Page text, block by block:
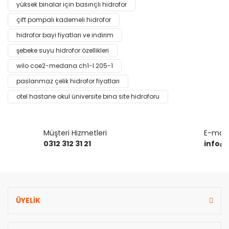
Yorum Yaz
Ürün resmi kalitesiz, bozuk veya görüntülenemiyor.
Ürün açıklamasında eksik bilgiler bulunuyor.
Ürün bilgilerinde hatalar bulunuyor.
Ürün fiyatı diğer sitelerden daha pahalı.
Bu ürüne benzer farklı alternatifler olmalı.
Gönder
yüksek binalar için basınçlı hidrofor
çift pompalı kademeli hidrofor
hidrofor bayi fiyatları ve indirim
şebeke suyu hidrofor özellikleri
wilo coe2-medana ch1-l.205-1
paslanmaz çelik hidrofor fiyatları
otel hastane okul üniversite bina site hidroforu
Müşteri Hizmetleri
0312 312 31 21
E-mail
ÜYELİK